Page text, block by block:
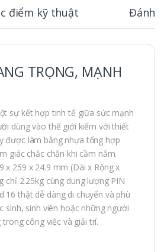
điểm kỹ thuật Đánh
TRỌNG, MẠNH
sự kết hợp tinh tế giữa sức mạnh
dùng vào thế giới kiếm với thiết
được làm bằng nhựa tổng hợp
giác chắc chắn khi cầm nắm.
x 259 x 24.9 mm (Dài x Rộng x
chỉ 2.25kg cùng dung lượng PIN
16 thật dễ dàng di chuyển và phù
sinh, sinh viên hoặc những người
công việc và giải trí.